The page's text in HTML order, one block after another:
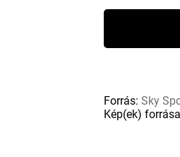
Forrás: Sky
Kép(ek)